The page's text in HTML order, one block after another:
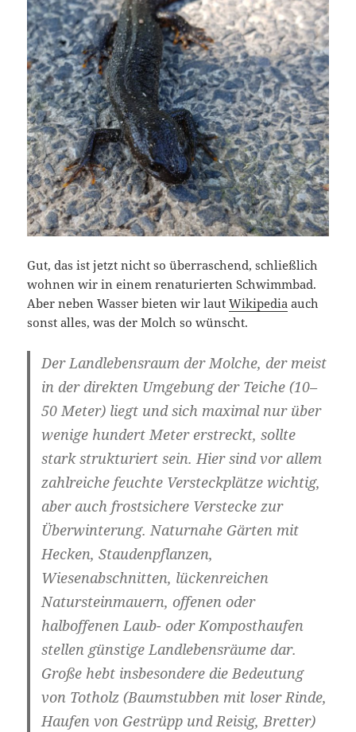
Gut, das ist jetzt nicht so überraschend, schließlich
wohnen wir in einem renaturierten Schwimmbad.
Aber neben Wasser bieten wir lautWikipedia auch
sonst alles, was der Molch so wünscht.
Der Landlebensraum der Molche, der meist
in der direkten Umgebung der Teiche (10–
50 Meter) liegt und sich maximal nur über
wenige hundert Meter erstreckt, sollte
stark strukturiert sein. Hier sind vor allem
zahlreiche feuchte Versteckplätze wichtig,
aber auch frostsichere Verstecke zur
Überwinterung. Naturnahe Gärten mit
Hecken, Staudenpflanzen,
Wiesenabschnitten, lückenreichen
Natursteinmauern, offenen oder
halboffenen Laub- oder Komposthaufen
stellen günstige Landlebensräume dar.
Große hebt insbesondere die Bedeutung
von Totholz (Baumstubben mit loser Rinde,
Haufen von Gestrüpp und Reisig, Bretter)